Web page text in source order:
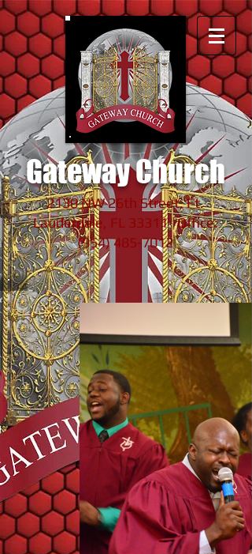
Gateway Church
2130 NW 26th Street, Ft.
Lauderdale, FL 33311 Office:
(954) 485-7012